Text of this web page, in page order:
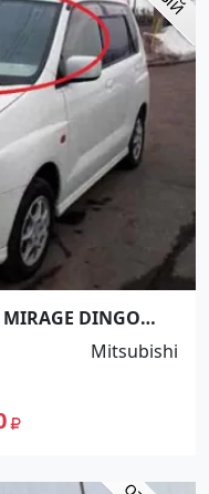
DINGO
Mitsubishi